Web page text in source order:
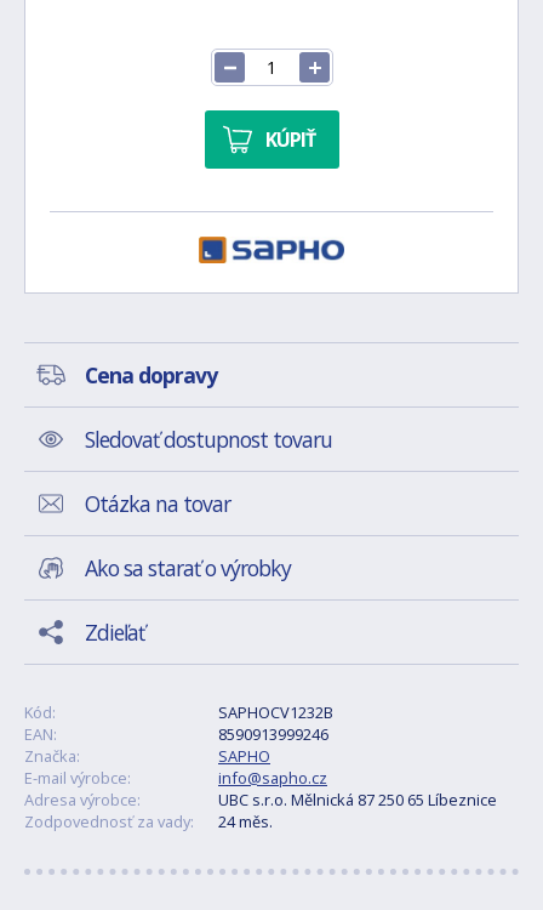
KÚPIŤ
Cena dopravy
Sledovať dostupnost tovaru
Otázka na tovar
Ako sa starať o výrobky
Zdieľať
Kód:
SAPHOCV1232B
EAN:
8590913999246
Značka:
SAPHO
E-mail výrobce:
info@sapho.cz
Adresa výrobce:
UBC s.r.o. Mělnická 87 250 65 Líbeznice
Zodpovednosť za vady:
24 měs.